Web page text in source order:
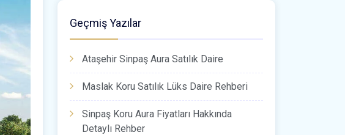
Geçmiş Yazılar
Ataşehir Sinpaş Aura Satılık Daire
Maslak Koru Satılık Lüks Daire Rehberi
Sinpaş Koru Aura Fiyatları Hakkında
Detaylı Rehber